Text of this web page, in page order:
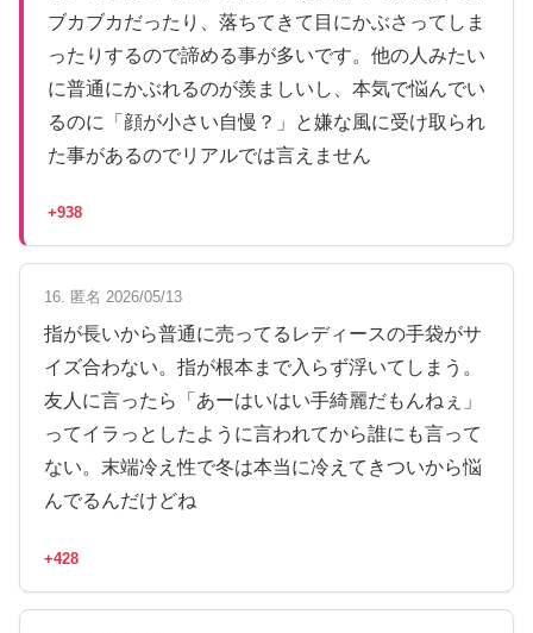
ブカブカだったり、落ちてきて目にかぶさってしま
ったりするので諦める事が多いです。他の人みたい
に普通にかぶれるのが羨ましいし、本気で悩んでい
るのに「顔が小さい自慢？」と嫌な風に受け取られ
た事があるのでリアルでは言えません
+938
16. 匿名 2026/05/13
指が長いから普通に売ってるレディースの手袋がサ
イズ合わない。指が根本まで入らず浮いてしまう。
友人に言ったら「あーはいはい手綺麗だもんねぇ」
ってイラっとしたように言われてから誰にも言って
ない。末端冷え性で冬は本当に冷えてきついから悩
んでるんだけどね
+428